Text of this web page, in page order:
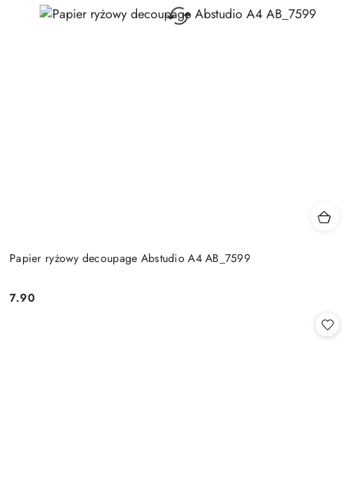
Papier ryżowy decoupage Abstudio A4 AB_7599
Cena:
7.90